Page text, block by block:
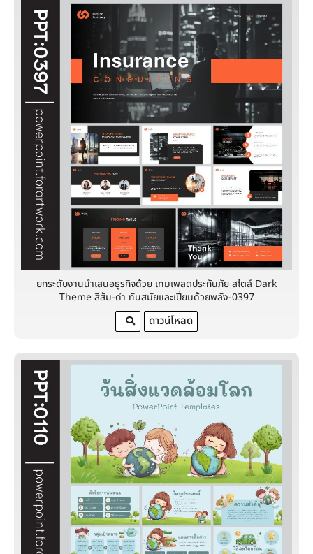
ยกระดับงานนำเสนอธุรกิจด้วย เทมเพลตประกันภัย สไตล์ Dark
Theme สีส้ม-ดำ ทันสมัยและเปี่ยมด้วยพลัง-0397
ดาวน์โหลด